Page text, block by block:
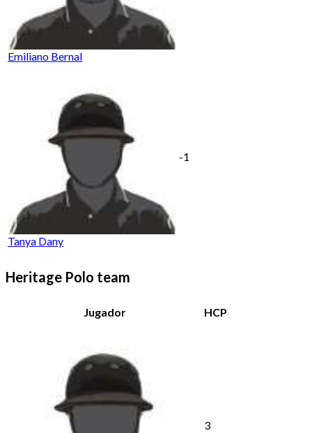
Emiliano Bernal
Tanya Dany
-1
Heritage Polo team
Jugador HCP
3